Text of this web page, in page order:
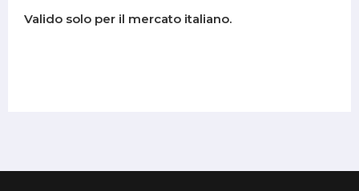
Valido solo per il mercato italiano.